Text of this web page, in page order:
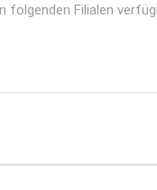
Filialen